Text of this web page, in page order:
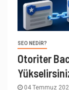
SEO NEDIR?
Otoriter
04 Temmuz